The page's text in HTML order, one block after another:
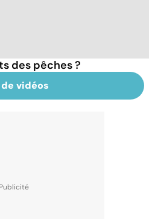
des pêches ?
de vidéos